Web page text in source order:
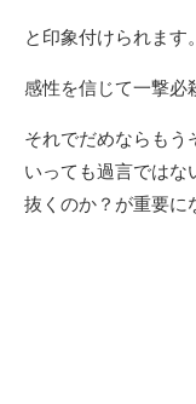
と印象付けられます。
感性を信じて一撃必
それでだめならもう
いっても過言ではな
抜くのか？が重要に